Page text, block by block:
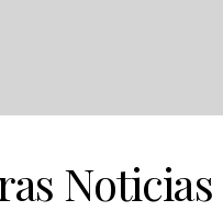
Noticias